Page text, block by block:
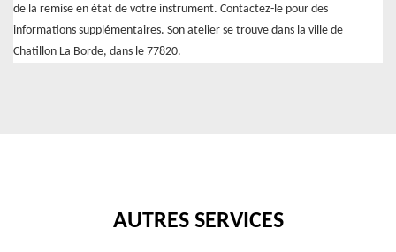
de la remise en état de votre instrument. Contactez-le pour des
informations supplémentaires. Son atelier se trouve dans la ville de
Chatillon La Borde, dans le 77820.
AUTRES SERVICES